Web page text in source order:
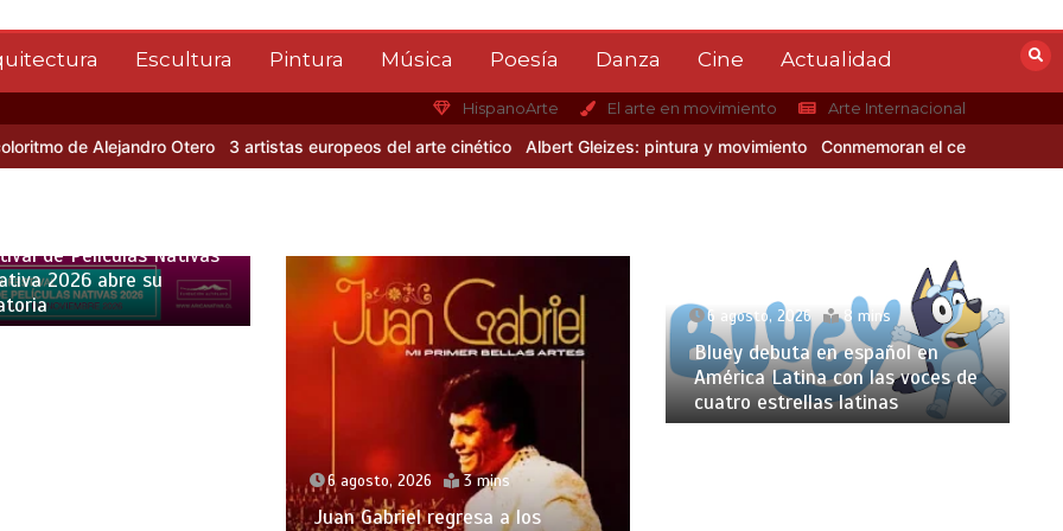
Escultura Pintura Música Poesía Danza Cine Actualidad
HispanoArte El arte en movimiento Arte Internacional
de Alejandro Otero 3 artistas europeos del arte cinético Albert Gleizes: pintura y movimiento Conmemoran el centenario del
de Películas Nativas
2026 abre su
6 agosto, 2026 3 mins
Juan Gabriel regresa a los
6 agosto, 2026 8 mins
Bluey debuta en español en
América Latina con las voces de
cuatro estrellas latinas